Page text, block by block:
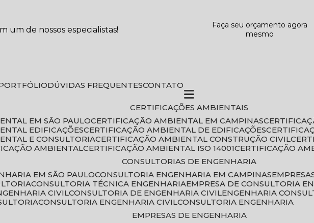
um de nossos especialistas!
Faça seu orçamento agora
mesmo
PORTFÓLIO DÚVIDAS FREQUENTES CONTATO
CERTIFICAÇÕES AMBIENTAIS
EM SÃO PAULO
CERTIFICAÇÃO AMBIENTAL EM CAMPINAS
EDIFICAÇÕES
CERTIFICAÇÃO AMBIENTAL DE EDIFICAÇÕES
E CONSULTORIA
CERTIFICAÇÃO AMBIENTAL CONSTRUÇÃO CIVIL
AMBIENTAL
CERTIFICAÇÃO AMBIENTAL ISO 14001
CERTIFICAÇÃO
CONSULTORIAS DE ENGENHARIA
EM SÃO PAULO CONSULTORIA ENGENHARIA EM CAMPINAS
CONSULTORIA TÉCNICA ENGENHARIA EMPRESA DE CONSULTORIA
CIVIL CONSULTORIA DE ENGENHARIA CIVIL ENGENHARIA
CONSULTORIA ENGENHARIA CIVIL CONSULTORIA ENGENHARIA
EMPRESAS DE ENGENHARIA